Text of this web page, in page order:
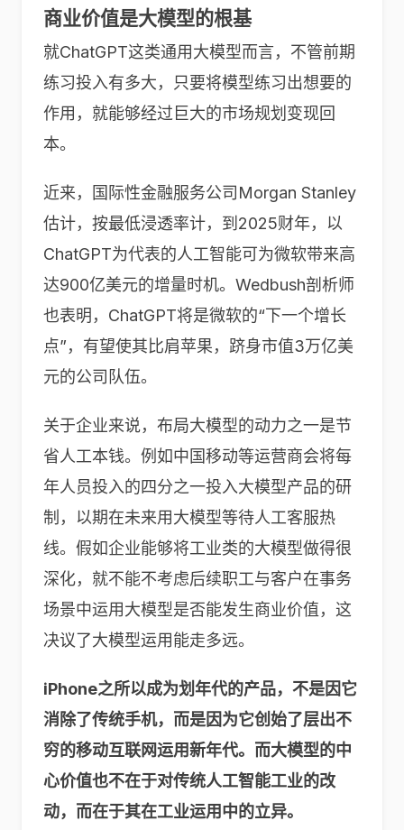
商业价值是大模型的根基
就ChatGPT这类通用大模型而言，不管前期
练习投入有多大，只要将模型练习出想要的
作用，就能够经过巨大的市场规划变现回
本。
近来，国际性金融服务公司Morgan Stanley
估计，按最低浸透率计，到2025财年，以
ChatGPT为代表的人工智能可为微软带来高
达900亿美元的增量时机。Wedbush剖析师
也表明，ChatGPT将是微软的“下一个增长
点”，有望使其比肩苹果，跻身市值3万亿美
元的公司队伍。
关于企业来说，布局大模型的动力之一是节
省人工本钱。例如中国移动等运营商会将每
年人员投入的四分之一投入大模型产品的研
制，以期在未来用大模型等待人工客服热
线。假如企业能够将工业类的大模型做得很
深化，就不能不考虑后续职工与客户在事务
场景中运用大模型是否能发生商业价值，这
决议了大模型运用能走多远。
iPhone之所以成为划年代的产品，不是因它
消除了传统手机，而是因为它创始了层出不
穷的移动互联网运用新年代。而大模型的中
心价值也不在于对传统人工智能工业的改
动，而在于其在工业运用中的立异。